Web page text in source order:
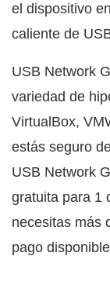
el dispositivo
caliente de
USB Network
variedad de
VirtualBox,
estás seguro
USB Network
gratuita para 1
necesitas más
pago